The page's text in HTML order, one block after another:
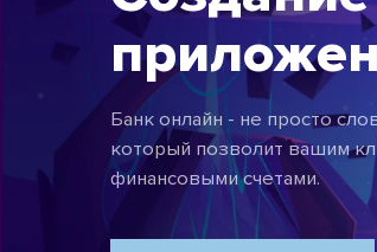
Банк онлайн - не просто
который позволит вашим
финансовыми счетами.